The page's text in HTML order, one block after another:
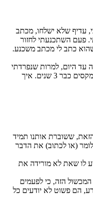
עדיף שלא ישלחו, מכתב
פעם השתכנעתי לחזור
כתב לי מכתב משכנע.
היום, למרות שנפרדתי
ממנו לפני 4 שנים, ויש לי חבר אחר ומקסים כבר 3 שנים. איך
ששוברת אותנו תמיד
(או לכתוב) את הדבר
לו שאת לא מורידה את
הזה, כי לפעמים
הם פשוט לא יודעים כל